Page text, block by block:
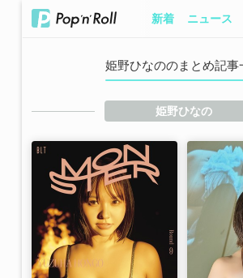
新着 ニュース
姫野ひなののまとめ記事
姫野ひなの